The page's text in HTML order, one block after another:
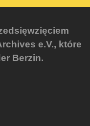
e.V., które
Berzin.